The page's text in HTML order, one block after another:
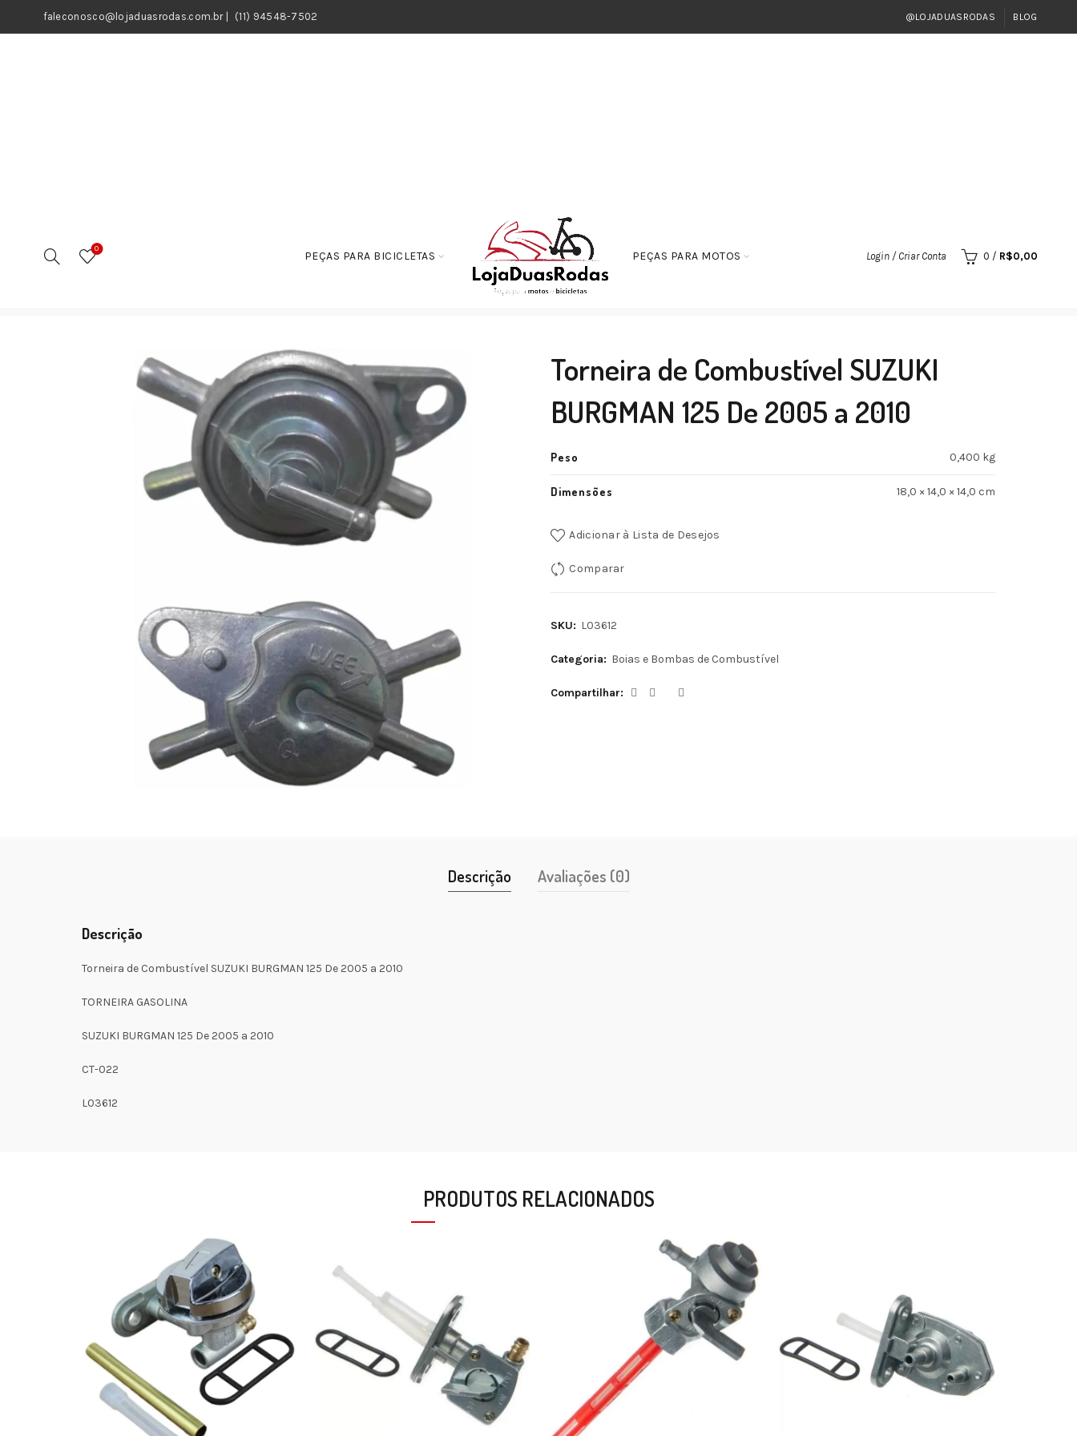
faleconosco@lojaduasrodas.com.br| (11) 94548-7502 @LOJADUASRODAS BLOG
0
PEÇAS PARA BICICLETAS PEÇAS PARA MOTOS Login / Criar Conta 0 / R$0,00
Boias e Bombas de Combustível Torneira de Combustível SUZUKI BURGMAN 125 De 2005 a 2010
Torneira de Combustível SUZUKI
BURGMAN 125 De 2005 a 2010
Peso 0,400 kg
Dimensões 18,0 × 14,0 × 14,0 cm
Adicionar à Lista de Desejos
Comparar
SKU: L03612
Categoria: Boias e Bombas de Combustível
Compartilhar
Descrição Avaliações (0)
Descrição
Torneira de Combustível SUZUKI BURGMAN 125 De 2005 a 2010
TORNEIRA GASOLINA
SUZUKI BURGMAN 125 De 2005 a 2010
CT-022
L03612
PRODUTOS RELACIONADOS